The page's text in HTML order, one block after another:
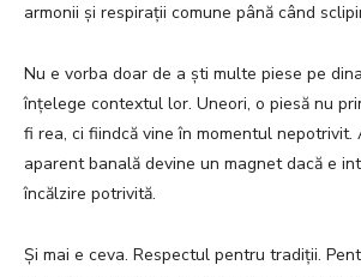
armonii și respirații comune până când
Nu e vorba doar de a ști multe piese pe
înțelege contextul lor. Uneori, o piesă nu
fi rea, ci fiindcă vine în momentul nepotrivit.
aparent banală devine un magnet dacă e
încălzire potrivită.
Și mai e ceva. Respectul pentru tradiții.